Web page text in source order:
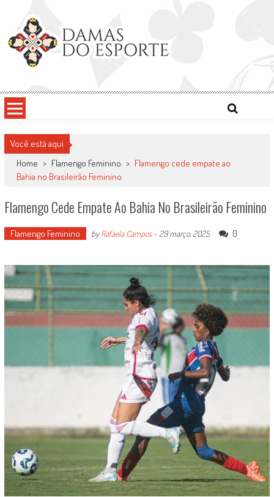
content
Damas do Esporte
Você está aqui
Home > Flamengo Feminino > Flamengo cede empate ao
Bahia no Brasileirão Feminino
Flamengo Cede Empate Ao Bahia No Brasileirão Feminino
Flamengo Feminino byRafaela Campos- 29 março, 2025 0